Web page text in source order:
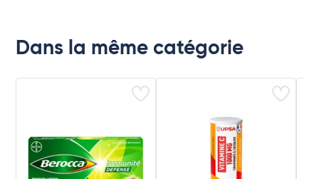
Dans la même catégorie